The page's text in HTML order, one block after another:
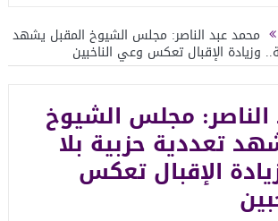
محمد عبد الناصر: مجلس الشيوخ المقبل يشهد
وزيادة الإقبال تعكس وعي الناخبين
مجلس الشيوخ
تعددية حزبية بلا
الإقبال تعكس